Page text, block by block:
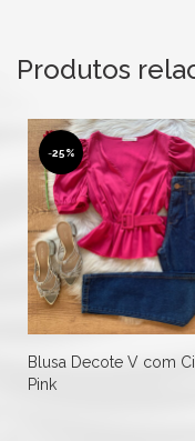
Produtos
-25%
Blusa Decote V com
Pink